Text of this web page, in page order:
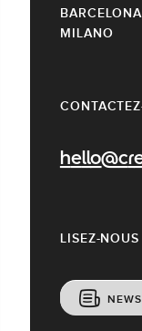
LISEZ-NOUS
BARCELONA
MILANO